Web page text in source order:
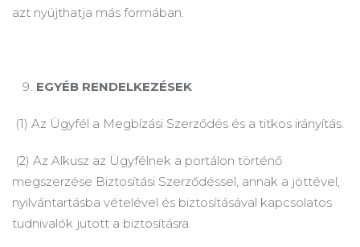
azt nyújthatja más formában.
EGYÉB RENDELKEZÉSEK
(1) Az Ügyfél a Megbízási Szerződés és a titkos irányítás.
(2) Az Alkusz az Ügyfélnek a portálon történő
megszerzése Biztosítási Szerződéssel, annak a jöttével,
nyilvántartásba vételével és biztosításával kapcsolatos
tudnivalók jutott a biztosításra.